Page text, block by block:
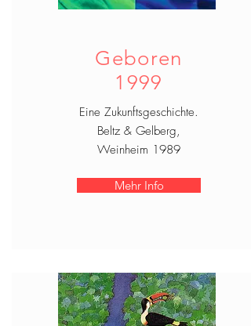
Geboren
1999
Eine Zukunftsgeschichte.
Beltz & Gelberg,
Weinheim 1989
Mehr Info